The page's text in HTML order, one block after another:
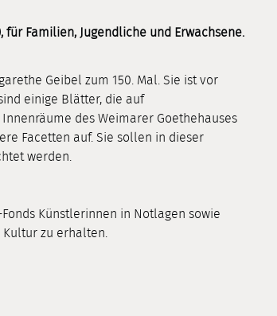
Familien, Jugendliche und Erwachsene.
Geibel zum 150. Mal. Sie ist vor
einige Blätter, die auf
des Weimarer Goethehauses
Facetten auf. Sie sollen in dieser
werden.
Künstlerinnen in Notlagen sowie
zu erhalten.